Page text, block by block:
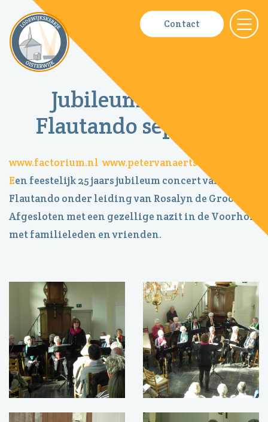
Fotoboeken
Nieuws
Contact
Jubileumconcert
Flautando sept 2014
www.factorium.nl www.petervanaerts.nl
Een feestelijk 25 jaars jubileum concert van
Flautando onder leiding van Rosalyn de Groot.
Afgesloten met een gezellige nazit in de Voorhof
met familieleden en vrienden.